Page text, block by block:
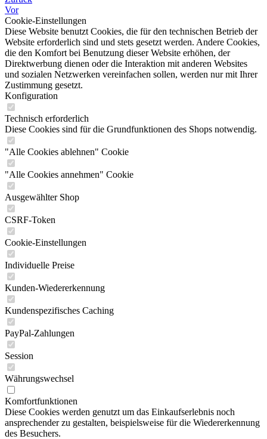
Vor
Cookie-Einstellungen
Diese Website benutzt Cookies, die für den technischen Betrieb der
Website erforderlich sind und stets gesetzt werden. Andere Cookies,
die den Komfort bei Benutzung dieser Website erhöhen, der
Direktwerbung dienen oder die Interaktion mit anderen Websites
und sozialen Netzwerken vereinfachen sollen, werden nur mit Ihrer
Zustimmung gesetzt.
Konfiguration
Technisch erforderlich
Diese Cookies sind für die Grundfunktionen des Shops notwendig.
"Alle Cookies ablehnen" Cookie
"Alle Cookies annehmen" Cookie
Ausgewählter Shop
CSRF-Token
Cookie-Einstellungen
Individuelle Preise
Kunden-Wiedererkennung
Kundenspezifisches Caching
PayPal-Zahlungen
Session
Währungswechsel
Komfortfunktionen
Diese Cookies werden genutzt um das Einkaufserlebnis noch
ansprechender zu gestalten, beispielsweise für die Wiedererkennung
des Besuchers.